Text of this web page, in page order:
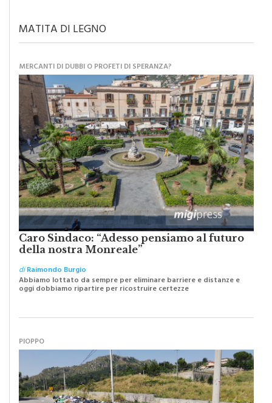
Caro Sindaco: “Adesso pensiamo al futuro
della nostra Monreale”
diRaimondo Burgio
Abbiamo lottato da sempre per eliminare barriere e distanze e
oggi dobbiamo ripartire per ricostruire certezze